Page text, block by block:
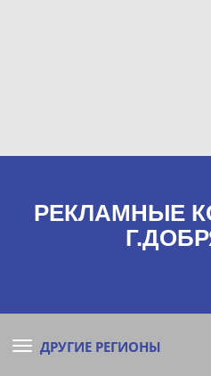
РЕКЛАМНЫЕ
ДРУГИЕ РЕГИОНЫ